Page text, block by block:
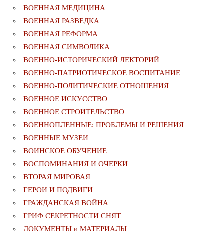
ВОЕННАЯ МЕДИЦИНА
ВОЕННАЯ РАЗВЕДКА
ВОЕННАЯ РЕФОРМА
ВОЕННАЯ СИМВОЛИКА
ВОЕННО-ИСТОРИЧЕСКИЙ ЛЕКТОРИЙ
ВОЕННО-ПАТРИОТИЧЕСКОЕ ВОСПИТАНИЕ
ВОЕННО-ПОЛИТИЧЕСКИE ОТНОШЕНИЯ
ВОЕННОЕ ИСКУССТВО
ВОЕННОЕ СТРОИТЕЛЬСТВО
ВОЕННОПЛЕННЫЕ: ПРОБЛЕМЫ И РЕШЕНИЯ
ВОЕННЫЕ МУЗЕИ
ВОИНСКОЕ ОБУЧЕНИЕ
ВОСПОМИНАНИЯ И ОЧЕРКИ
ВТОРАЯ МИРОВАЯ
ГЕРОИ И ПОДВИГИ
ГРАЖДАНСКАЯ ВОЙНА
ГРИФ СЕКРЕТНОСТИ СНЯТ
ДОКУМЕНТЫ и МАТЕРИАЛЫ